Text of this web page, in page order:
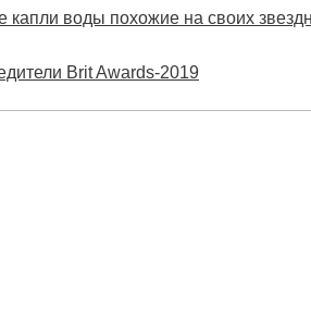
капли воды похожие на своих
Brit Awards-2019